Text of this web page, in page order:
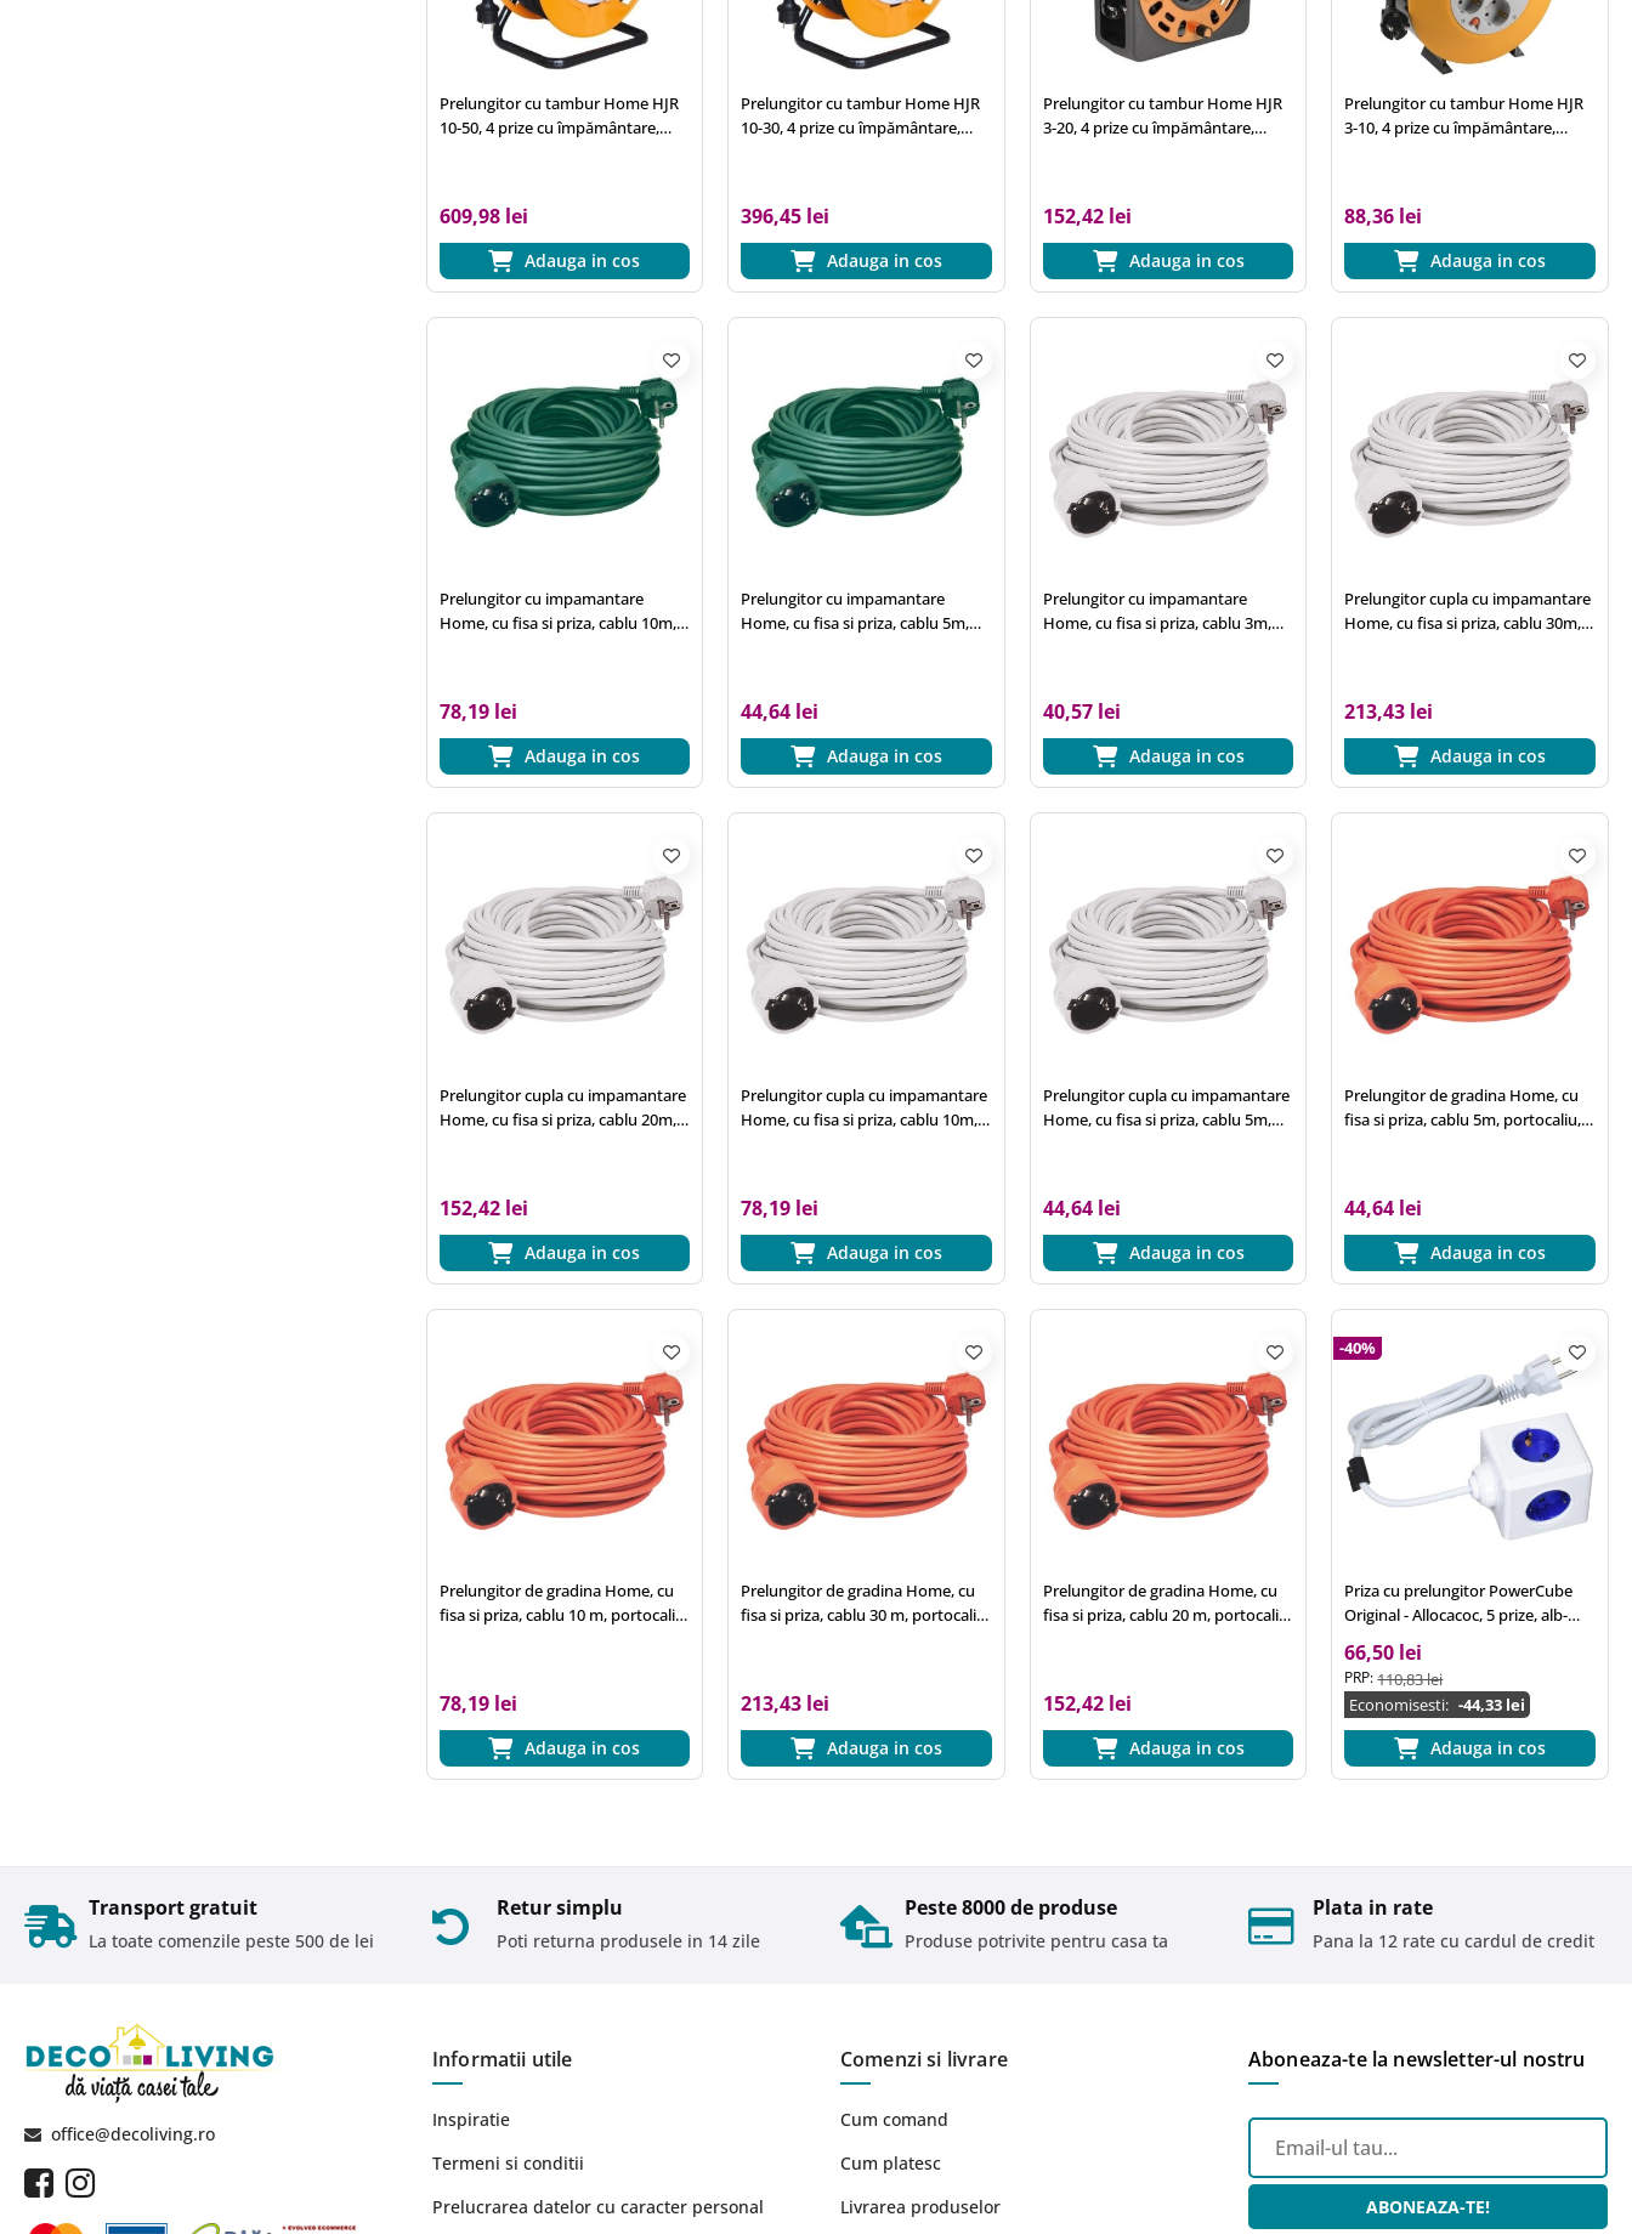
Prelungitor cu tambur Home HJR
10-50, 4 prize cu împământare,
609,98 lei
Adauga in cos
Prelungitor cu tambur Home HJR
10-30, 4 prize cu împământare,
396,45 lei
Adauga in cos
Prelungitor cu tambur Home HJR
3-20, 4 prize cu împământare,
152,42 lei
Adauga in cos
Prelungitor cu tambur Home HJR
3-10, 4 prize cu împământare,
88,36 lei
Adauga in cos
Prelungitor cu impamantare
Home, cu fisa si priza, cablu 10m,
78,19 lei
Adauga in cos
Prelungitor cu impamantare
Home, cu fisa si priza, cablu 5m,
44,64 lei
Adauga in cos
Prelungitor cu impamantare
Home, cu fisa si priza, cablu 3m,
40,57 lei
Adauga in cos
Prelungitor cupla cu impamantare
Home, cu fisa si priza, cablu 30m,
213,43 lei
Adauga in cos
Prelungitor cupla cu impamantare
Home, cu fisa si priza, cablu 20m,
152,42 lei
Adauga in cos
Prelungitor cupla cu impamantare
Home, cu fisa si priza, cablu 10m,
78,19 lei
Adauga in cos
Prelungitor cupla cu impamantare
Home, cu fisa si priza, cablu 5m,
44,64 lei
Adauga in cos
Prelungitor de gradina Home, cu
fisa si priza, cablu 5m, portocaliu,
44,64 lei
Adauga in cos
Prelungitor de gradina Home, cu
fisa si priza, cablu 10 m, portocaliu,
78,19 lei
Adauga in cos
Prelungitor de gradina Home, cu
fisa si priza, cablu 30 m, portocaliu,
213,43 lei
Adauga in cos
Prelungitor de gradina Home, cu
fisa si priza, cablu 20 m, portocaliu,
152,42 lei
Adauga in cos
-40%
Priza cu prelungitor PowerCube
Original - Allocacoc, 5 prize, alb-
albastru
66,50 lei
PRP:110,83 lei
Economisesti: -44,33 lei
Adauga in cos
Transport gratuit
La toate comenzile peste 500 de lei
Retur simplu
Poti returna produsele in 14 zile
Peste 8000 de produse
Produse potrivite pentru casa ta
Plata in rate
Pana la 12 rate cu cardul de credit
office@decoliving.ro
Informatii utile
Inspiratie
Termeni si conditii
Prelucrarea datelor cu caracter personal
Comenzi si livrare
Cum comand
Cum platesc
Livrarea produselor
Aboneaza-te la newsletter-ul nostru
ABONEAZA-TE!